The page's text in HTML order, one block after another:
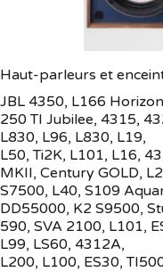
Haut-parleurs et
JBL 4350, L166
250 TI Jubilee, 4315,
L830, L96, L830, L19,
L50, Ti2K, L101, L16,
MKII, Century GOLD,
S7500, L40, S109
DD55000, K2 S9500,
590, SVA 2100, L101,
L99, LS60, 4312A,
L200, L100, ES30,